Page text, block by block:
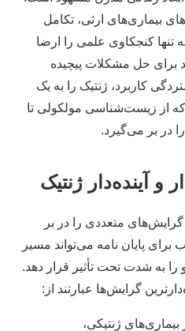
بیماری‌های ارثی، تکامل
تنها کنجکاوی علمی را ارضا
برای حل مشکلات پیچیده
کاربرد، ژنتیک را به یک
از زیست‌شناسی مولکولی تا
در بر می‌گیرد.
آینده‌دار ژنتیک
متعددی را در بر
پایان نامه می‌تواند مسیر
به شدت تحت تأثیر قرار دهد.
گرایش‌ها عبارتند از:
بیماری‌های ژنتیکی،